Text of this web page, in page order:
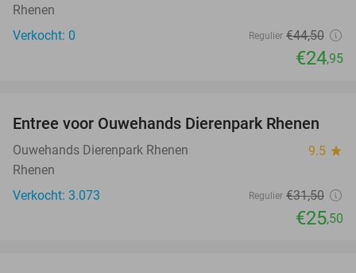
Rhenen
Verkocht: 0
Regulier €44,50
€24,95
19%
Entree voor Ouwehands Dierenpark Rhenen
Ouwehands Dierenpark Rhenen 9.5 star
Rhenen
Verkocht: 3.073
Regulier €31,50
€25,50